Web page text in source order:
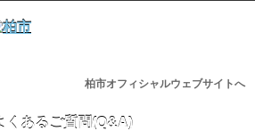
柏市オフィシャルウェブサイトへ